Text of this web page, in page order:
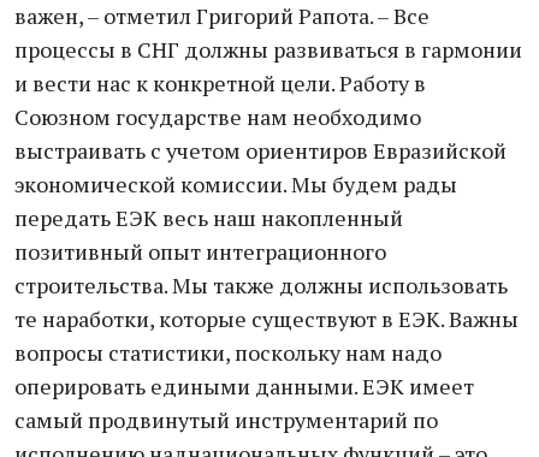
важен, – отметил Григорий Рапота. – Все
процессы в СНГ должны развиваться в гармонии
и вести нас к конкретной цели. Работу в
Союзном государстве нам необходимо
выстраивать с учетом ориентиров Евразийской
экономической комиссии. Мы будем рады
передать ЕЭК весь наш накопленный
позитивный опыт интеграционного
строительства. Мы также должны использовать
те наработки, которые существуют в ЕЭК. Важны
вопросы статистики, поскольку нам надо
оперировать едиными данными. ЕЭК имеет
самый продвинутый инструментарий по